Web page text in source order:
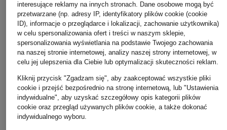
interesujące reklamy na innych stronach. Dane osobowe mogą być
przetwarzane (np. adresy IP, identyfikatory plików cookie (cookie
ID), informacje o przeglądarce i lokalizacji, zachowanie użytkownika)
w celu spersonalizowania ofert i treści w naszym sklepie,
spersonalizowania wyświetlania na podstawie Twojego zachowania
na naszej stronie internetowej, analizy naszej strony internetowej, w
celu jej ulepszenia dla Ciebie lub optymalizacji skuteczności reklam.
Kliknij przycisk "Zgadzam się", aby zaakceptować wszystkie pliki
cookie i przejść bezpośrednio na stronę internetową, lub "Ustawienia
indywidualne", aby uzyskać szczegółowy opis kategorii plików
cookie oraz przegląd używanych plików cookie, a także dokonać
indywidualnego wyboru.